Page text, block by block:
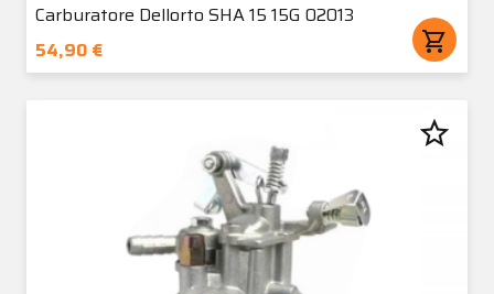
Carburatore Dellorto SHA 15 15G 02013
54,90 €
shopping_cart
star_border